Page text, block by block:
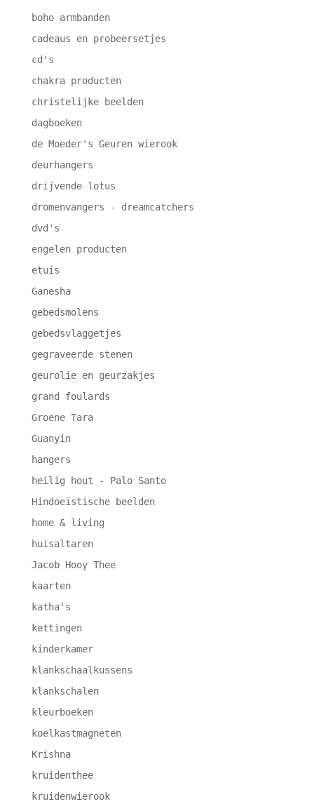
boho armbanden
cadeaus en probeersetjes
cd's
chakra producten
christelijke beelden
dagboeken
de Moeder's Geuren wierook
deurhangers
drijvende lotus
dromenvangers - dreamcatchers
dvd's
engelen producten
etuis
Ganesha
gebedsmolens
gebedsvlaggetjes
gegraveerde stenen
geurolie en geurzakjes
grand foulards
Groene Tara
Guanyin
hangers
heilig hout - Palo Santo
Hindoeïstische beelden
home & living
huisaltaren
Jacob Hooy Thee
kaarten
katha's
kettingen
kinderkamer
klankschaalkussens
klankschalen
kleurboeken
koelkastmagneten
Krishna
kruidenthee
kruidenwierook